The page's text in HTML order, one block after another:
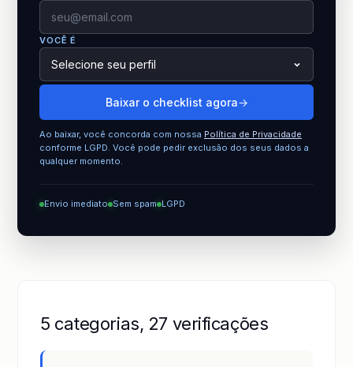
VOCÊ É
Baixar o checklist agora→
Ao baixar, você concorda com nossa Política de Privacidade
conforme LGPD. Você pode pedir exclusão dos seus dados a
qualquer momento.
Envio imediato Sem spam LGPD
5 categorias, 27 verificações